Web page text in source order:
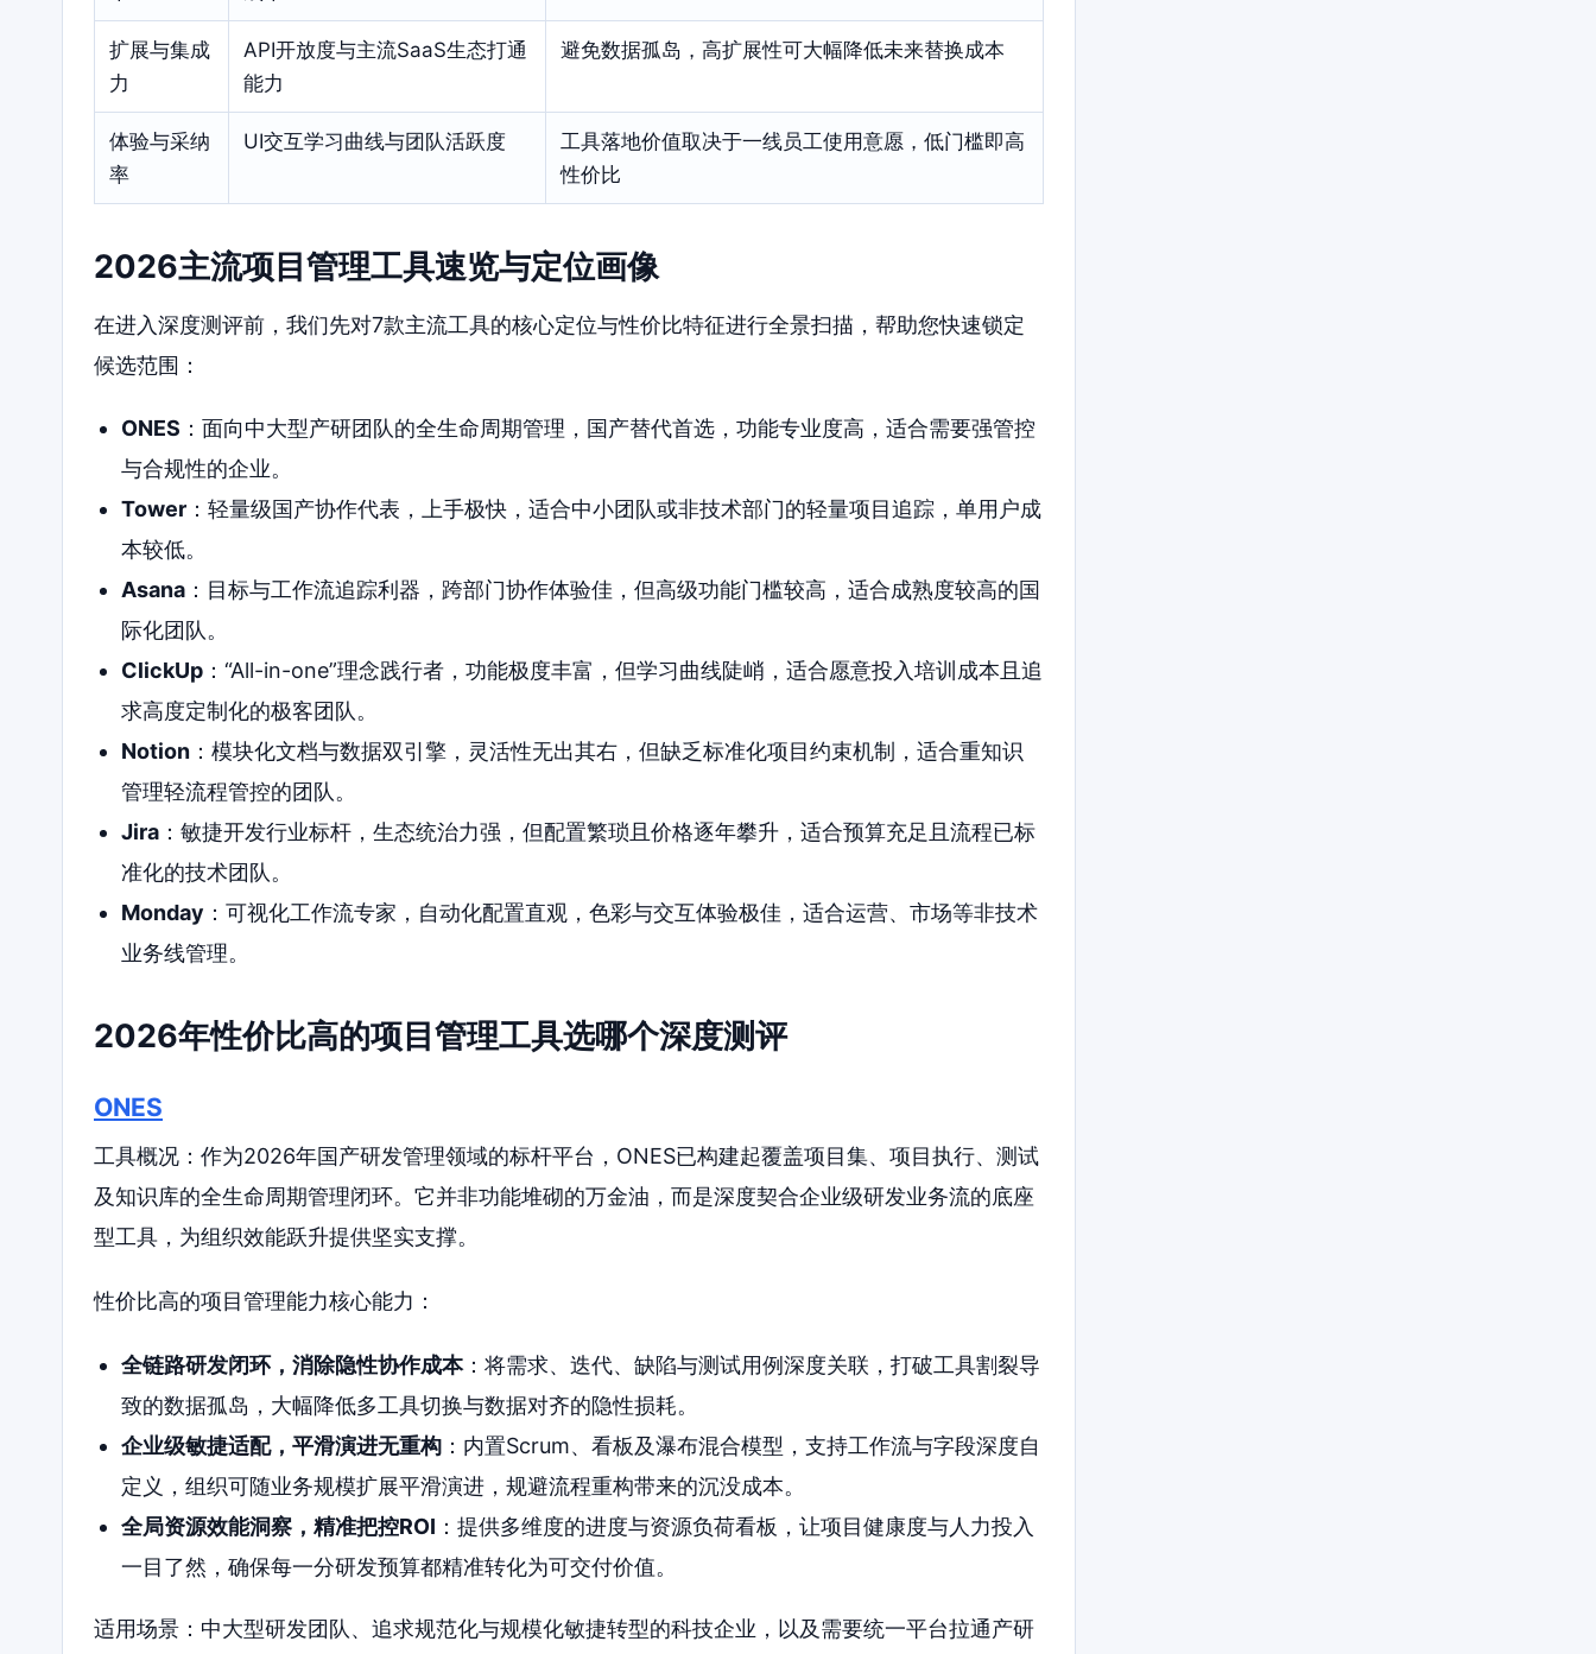
扩展与集成
力
API开放度与主流SaaS生态打通
能力
避免数据孤岛，高扩展性可大幅降低未来替换成本
体验与采纳
率
UI交互学习曲线与团队活跃度
工具落地价值取决于一线员工使用意愿，低门槛即高
性价比
2026主流项目管理工具速览与定位画像
在进入深度测评前，我们先对7款主流工具的核心定位与性价比特征进行全景扫描，帮助您快速锁定
候选范围：
ONES ：面向中大型产研团队的全生命周期管理，国产替代首选，功能专业度高，适合需要强管控
与合规性的企业。
Tower：轻量级国产协作代表，上手极快，适合中小团队或非技术部门的轻量项目追踪，单用户成
本较低。
Asana：目标与工作流追踪利器，跨部门协作体验佳，但高级功能门槛较高，适合成熟度较高的国
际化团队。
ClickUp：“All-in-one”理念践行者，功能极度丰富，但学习曲线陡峭，适合愿意投入培训成本且追
求高度定制化的极客团队。
Notion：模块化文档与数据双引擎，灵活性无出其右，但缺乏标准化项目约束机制，适合重知识
管理轻流程管控的团队。
Jira：敏捷开发行业标杆，生态统治力强，但配置繁琐且价格逐年攀升，适合预算充足且流程已标
准化的技术团队。
Monday ：可视化工作流专家，自动化配置直观，色彩与交互体验极佳，适合运营、市场等非技术
业务线管理。
2026年性价比高的项目管理工具选哪个深度测评
ONES
工具概况：作为2026年国产研发管理领域的标杆平台，ONES已构建起覆盖项目集、项目执行、测试
及知识库的全生命周期管理闭环。它并非功能堆砌的万金油，而是深度契合企业级研发业务流的底座
型工具，为组织效能跃升提供坚实支撑。
性价比高的项目管理能力核心能力：
全链路研发闭环，消除隐性协作成本：将需求、迭代、缺陷与测试用例深度关联，打破工具割裂导
致的数据孤岛，大幅降低多工具切换与数据对齐的隐性损耗。
企业级敏捷适配，平滑演进无重构：内置Scrum、看板及瀑布混合模型，支持工作流与字段深度自
定义，组织可随业务规模扩展平滑演进，规避流程重构带来的沉没成本。
全局资源效能洞察，精准把控ROI ：提供多维度的进度与资源负荷看板，让项目健康度与人力投入
一目了然，确保每一分研发预算都精准转化为可交付价值。
适用场景：中大型研发团队、追求规范化与规模化敏捷转型的科技企业，以及需要统一平台拉通产研